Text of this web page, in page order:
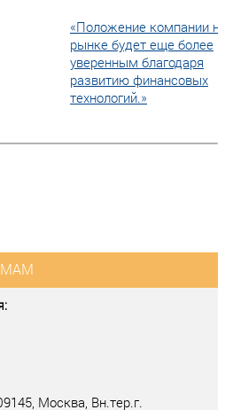
«Положение компании
рынке будет еще более
уверенным благодаря
развитию финансовых
технологий.»
Москва, Вн.тер.г.